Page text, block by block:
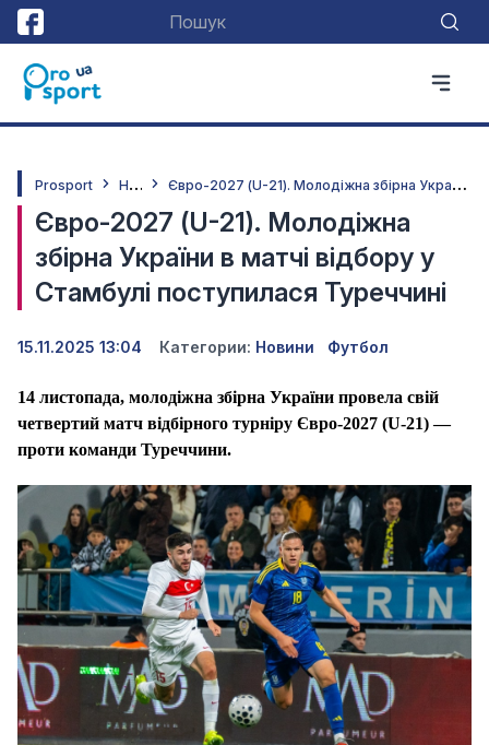
Prosport Н
овини Є
вро-2027 (U-21). Молодіжна збірна України в матчі відбору у Стамбулі поступилася Туреччині
Євро-2027 (U-21). Молодіжна
збірна України в матчі відбору у
Стамбулі поступилася Туреччині
15.11.2025 13:04 Категории: Новини Футбол
14 листопада, молодіжна збірна України провела свій
четвертий матч відбірного турніру Євро-2027 (U-21) —
проти команди Туреччини.